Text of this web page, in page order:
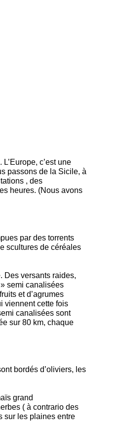
c’est une
passons de la Sicile, à
, des
heures. (Nous avons
par des torrents
scultures de céréales
Des versants raides,
semi canalisées
et d’agrumes
viennent cette fois
canalisées sont
sur 80 km, chaque
bordés d’oliviers, les
grand
( à contrario des
sur les plaines entre